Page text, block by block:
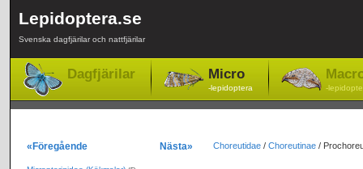
Lepidoptera.se
Svenska dagfjärilar och nattfjärilar
Dagfjärilar Micro
-lepidoptera -
Choreutidae/ Choreutinae/
«Föregående Nästa»